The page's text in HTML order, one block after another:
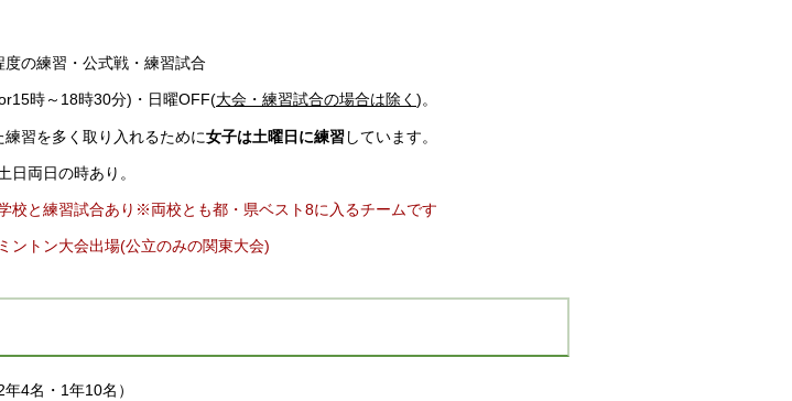
度の練習・公式戦・練習試合
時～18時30分)・日曜OFF(大会・練習試合の場合は除く )。
習を多く取り入れるために女子は土曜日に練習しています。
日両日の時あり。
校と練習試合あり※両校とも都・県ベスト8に入るチームです
ントン大会出場(公立のみの関東大会)
4名・1年10名）